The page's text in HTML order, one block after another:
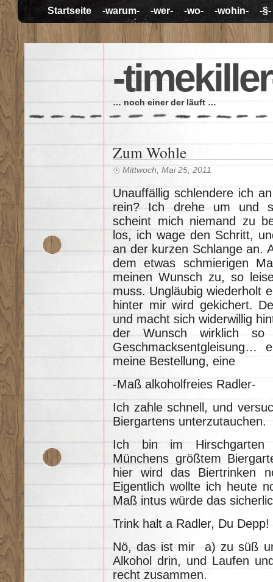
Startseite -warum- -wer- -wo- -wohin- -§-
-
… noch einer der läuft …
Zum Wohle
Mittwoch, Mai 25, 2011
Unauffällig schlendere ich
rein? Ich drehe um und
scheint mich niemand zu
los, ich wage den Schritt,
an der kurzen Schlange an.
dem etwas schmierigen
meinen Wunsch zu, so
muss. Ungläubig wiederholt
hinter mir wird gekichert.
und macht sich widerwillig
der Wunsch wirklich
Geschmacksentgleisung…
meine Bestellung, eine
-Maß alkoholfreies Radler-
Ich zahle schnell, und
Biergartens unterzutauchen.
Ich bin im Hirschgarten
Münchens größtem
hier wird das Biertrinken
Eigentlich wollte ich heute
Maß intus würde das
Trink halt a Radler, Du Depp!
Nö, das ist mir a) zu süß
Alkohol drin, und Laufen
recht zusammen.